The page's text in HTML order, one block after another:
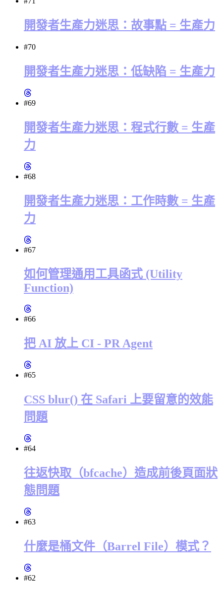
開發者生產力迷思：故事點 = 生產力
#70
開發者生產力迷思：低缺陷 = 生產力
#69
開發者生產力迷思：程式行數 = 生產
力
#68
開發者生產力迷思：工作時數 = 生產
力
#67
如何管理通用工具函式 (Utility
Function)
#66
把 AI 放上 CI - PR Agent
#65
CSS blur() 在 Safari 上要留意的效能
問題
#64
往返快取（bfcache）造成前後頁面狀
態問題
#63
什麼是桶文件（Barrel File）模式？
#62